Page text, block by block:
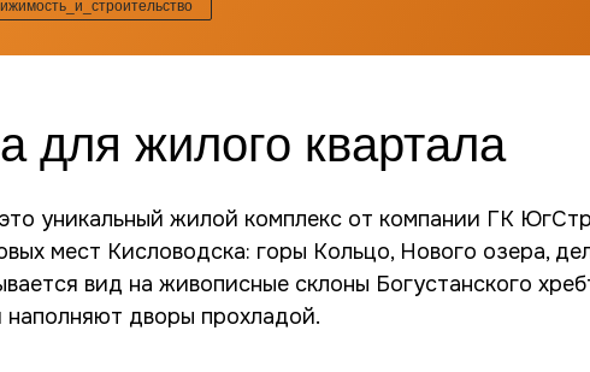
для жилого квартала
уникальный жилой комплекс от компании ГК
мест Кисловодска: горы Кольцо, Нового озера,
вид на живописные склоны Богустанского
наполняют дворы прохладой.